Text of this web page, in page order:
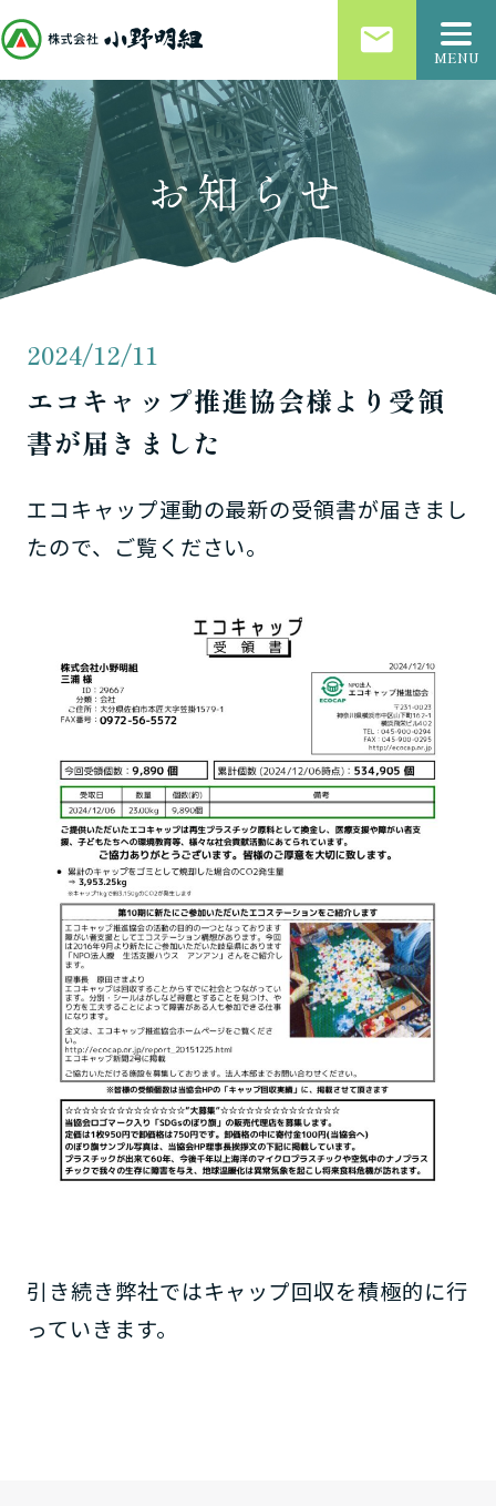
email MENU
お知らせ
2024/12/11
エコキャップ推進協会様より受領
書が届きました
エコキャップ運動の最新の受領書が届きまし
たので、ご覧ください。
引き続き弊社ではキャップ回収を積極的に行
っていきます。